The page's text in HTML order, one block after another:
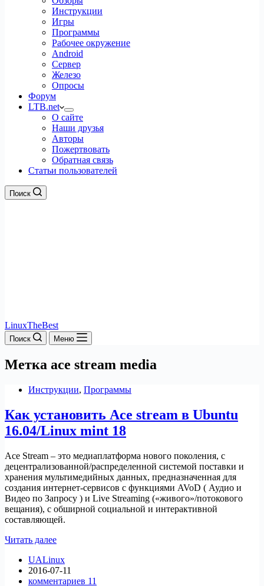
Инструкции
Игры
Программы
Рабочее окружение
Android
Сервер
Железо
Опросы
Форум
LTB.net
О сайте
Наши друзья
Авторы
Пожертвовать
Обратная связь
Статьи пользователей
Поиск
LinuxTheBest
Поиск Меню
Метка ace stream media
Инструкции, Программы
Как установить Ace stream в Ubuntu
16.04/Linux mint 18
Ace Stream – это медиаплатформа нового поколения, с
децентрализованной/распределенной системой поставки и
хранения мультимедийных данных, предназначенная для
создания интернет-сервисов с функциями AVoD ( Аудио и
Видео по Запросу ) и Live Streaming («живого»/потокового
вещания), с обширной социальной и интерактивной
составляющей.
Читать далееКак
Ace
stream
в
UALinux
2016-07-11
комментариев 11